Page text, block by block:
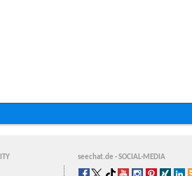
seechat.de - SOCIAL-MEDIA